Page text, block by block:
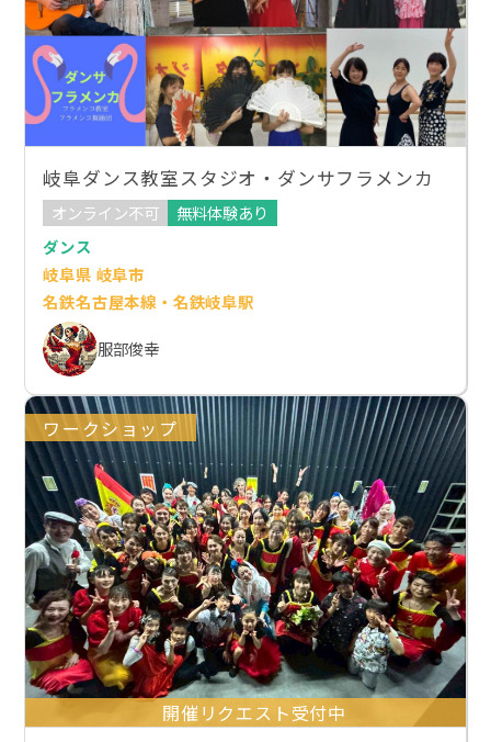
岐阜ダンス教室スタジオ・ダンサフラメンカ
オンライン不可
無料体験あり
ダンス
岐阜県 岐阜市
名鉄名古屋本線・名鉄岐阜駅
服部俊幸
ワークショップ
開催リクエスト受付中